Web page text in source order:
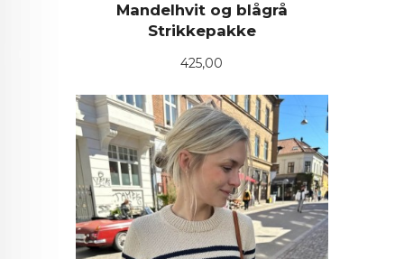
Mandelhvit og blågrå
Strikkepakke
Pris
425,00